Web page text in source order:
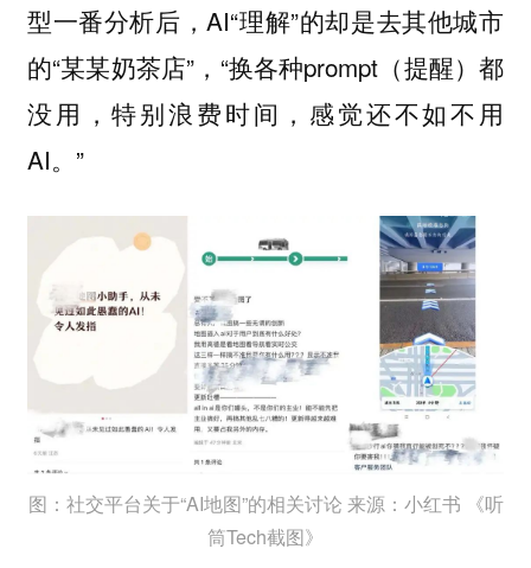
型一番分析后，AI“理解”的却是去其他城市
的“某某奶茶店”，“换各种prompt（提醒）都
没用，特别浪费时间，感觉还不如不用
AI。”
图：社交平台关于“AI地图”的相关讨论 来源：小红书 《听
筒Tech截图》